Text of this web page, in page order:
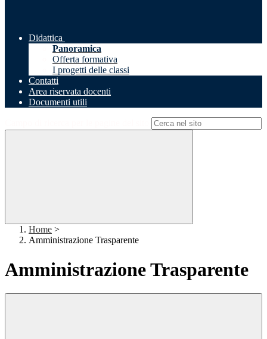
Didattica
Panoramica
Offerta formativa
I progetti delle classi
Contatti
Area riservata docenti
Documenti utili
Home >
Amministrazione Trasparente
Amministrazione Trasparente